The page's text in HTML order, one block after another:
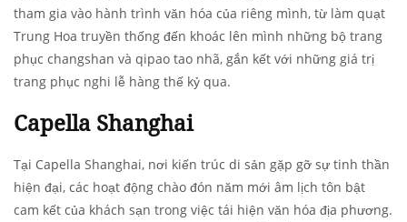
tham gia vào hành trình văn hóa của riêng mình, từ làm quạt
Trung Hoa truyền thống đến khoác lên mình những bộ trang
phục changshan và qipao tao nhã, gắn kết với những giá trị
trang phục nghi lễ hàng thế kỷ qua.
Capella Shanghai
Tại Capella Shanghai, nơi kiến trúc di sản gặp gỡ sự tinh thần
hiện đại, các hoạt động chào đón năm mới âm lịch tôn bật
cam kết của khách sạn trong việc tái hiện văn hóa địa phương.